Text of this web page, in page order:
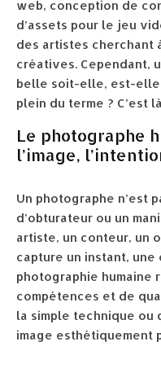
web, conception de
d’assets pour le jeu
des artistes
créatives. Cependant,
belle soit-elle, est-elle
plein du terme ? C’est
Le photographe
l’image,
Un photographe n’est
d’obturateur ou un
artiste, un conteur, un
capture un instant, une
photographie humaine
compétences et de
la simple technique ou
image esthétiquement